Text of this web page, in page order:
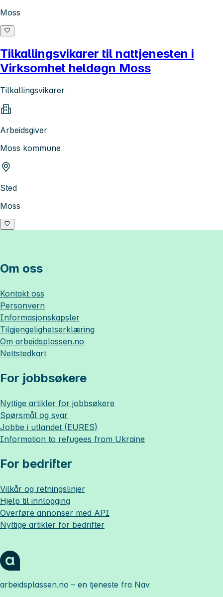
Moss
Tilkallingsvikarer til nattjenesten i
Virksomhet heldøgn Moss
Tilkallingsvikarer
Arbeidsgiver
Moss kommune
Sted
Moss
Om oss
Kontakt oss
Personvern
Informasjonskapsler
Tilgjengelighetserklæring
Om arbeidsplassen.no
Nettstedkart
For jobbsøkere
Nyttige artikler for jobbsøkere
Spørsmål og svar
Jobbe i utlandet (EURES)
Information to refugees from Ukraine
For bedrifter
Vilkår og retningslinjer
Hjelp til innlogging
Overføre annonser med API
Nyttige artikler for bedrifter
arbeidsplassen.no – en tjeneste fra Nav